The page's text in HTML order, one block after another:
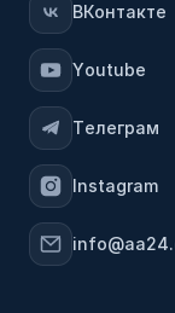
ВКонтакте
Youtube
Телеграм
Instagram